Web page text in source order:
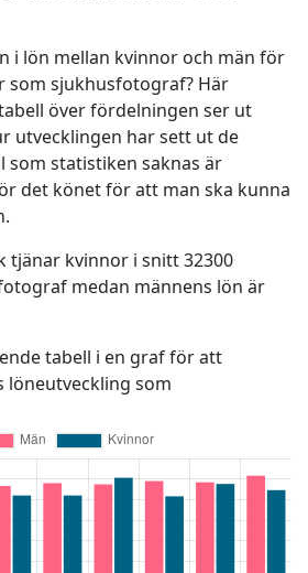
i lön mellan kvinnor och män för
som sjukhusfotograf? Här
över fördelningen ser ut
utvecklingen har sett ut de
som statistiken saknas är
det könet för att man ska kunna
tjänar kvinnor i snitt 32300
medan männens lön är
tabell i en graf för att
löneutveckling som